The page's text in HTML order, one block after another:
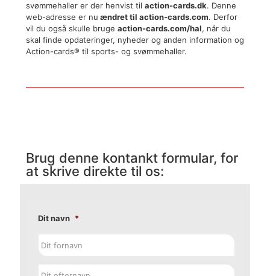
svømmehaller er der henvist til action-cards.dk. Denne
web-adresse er nu ændret til action-cards.com. Derfor
vil du også skulle bruge action-cards.com/hal, når du
skal finde opdateringer, nyheder og anden information og
Action-cards® til sports- og svømmehaller.
Brug denne kontankt formular, for
at skrive direkte til os:
Dit navn *